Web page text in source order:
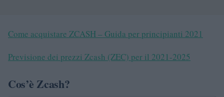
Come acquistare ZCASH – Guida per principianti 2021
Previsione dei prezzi Zcash (ZEC) per il 2021-2025
Cos’è Zcash?